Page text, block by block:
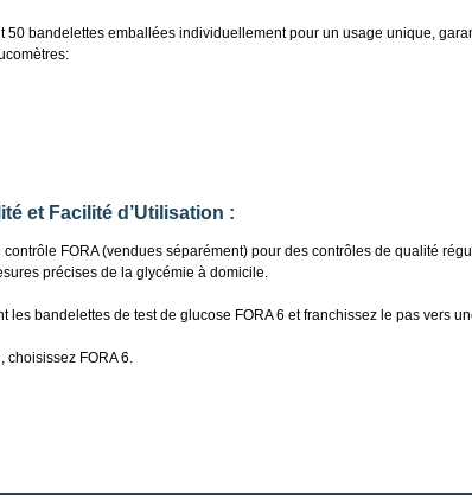
50 bandelettes emballées individuellement pour un usage unique,
et Facilité d’Utilisation :
FORA (vendues séparément) pour des contrôles de qualité
précises de la glycémie à domicile.
les bandelettes de test de glucose FORA 6 et franchissez le pas vers
FORA 6.